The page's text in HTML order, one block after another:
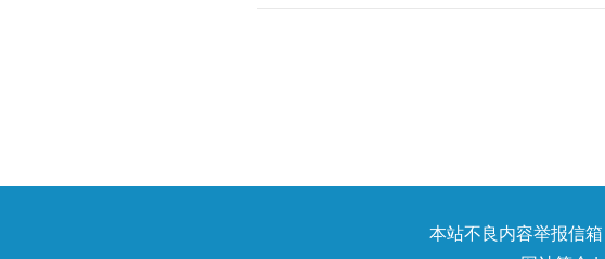
本站不良内容举报信